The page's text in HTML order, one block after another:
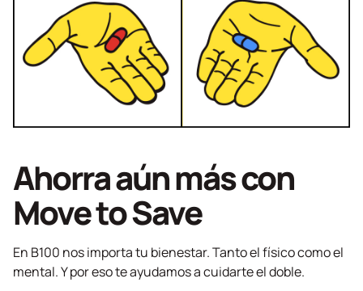
Ahorra aún más con
Move to Save
En B100 nos importa tu bienestar. Tanto el físico como el
mental. Y por eso te ayudamos a cuidarte el doble.